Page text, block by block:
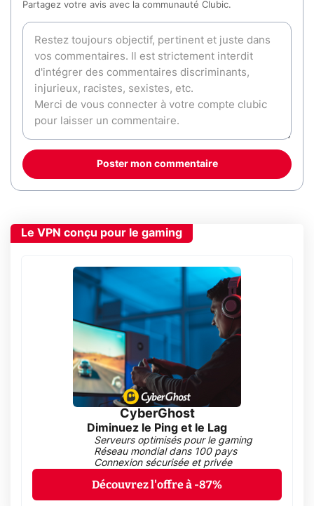
Partagez votre avis avec la communauté Clubic.
Poster mon commentaire
Le VPN conçu pour le gaming
CyberGhost
Diminuez le Ping et le Lag
Serveurs optimisés pour le gaming
Réseau mondial dans 100 pays
Connexion sécurisée et privée
Découvrez l'offre à -87%